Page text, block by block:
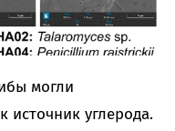
могли
источник углерода.